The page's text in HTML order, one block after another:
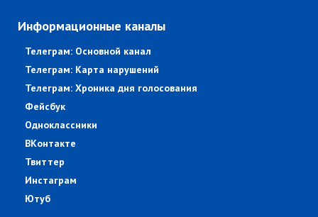
Информационные каналы
Телеграм: Основной канал
Телеграм: Карта нарушений
Телеграм: Хроника дня голосования
Фейсбук
Одноклассники
ВКонтакте
Твиттер
Инстаграм
Ютуб